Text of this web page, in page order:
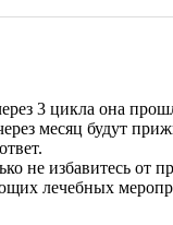
3 цикла она
месяц будут
не избавитесь
лечебных